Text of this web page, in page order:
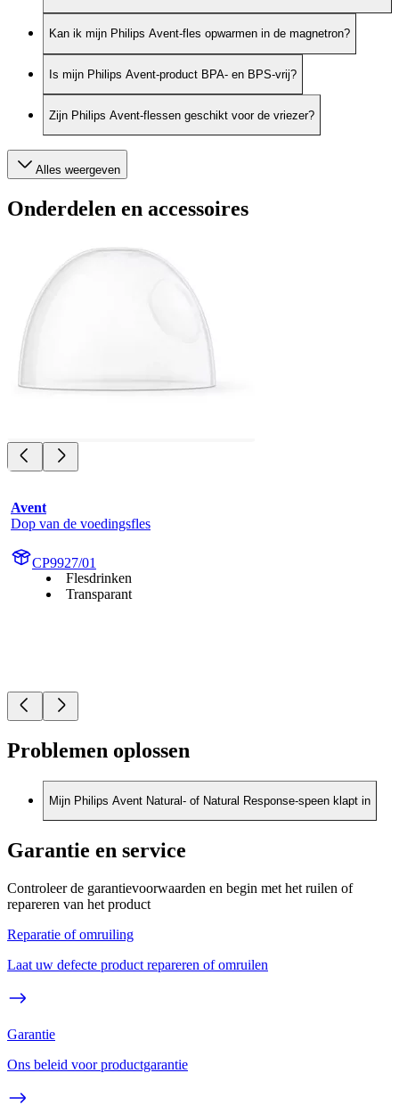
Kan ik mijn Philips Avent-fles opwarmen in de magnetron?
Is mijn Philips Avent-product BPA- en BPS-vrij?
Zijn Philips Avent-flessen geschikt voor de vriezer?
Alles weergeven
Onderdelen en accessoires
Avent
Dop van de voedingsfles
CP9927/01
Flesdrinken
Transparant
Problemen oplossen
Mijn Philips Avent Natural- of Natural Response-speen klapt in
Garantie en service
Controleer de garantievoorwaarden en begin met het ruilen of
repareren van het product
Reparatie of omruiling
Laat uw defecte product repareren of omruilen
Garantie
Ons beleid voor productgarantie